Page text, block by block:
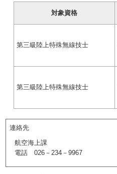
対象資格
第三級陸上特殊無線技士
第三級陸上特殊無線技士
連絡先
航空海上課
電話 026－234－9967